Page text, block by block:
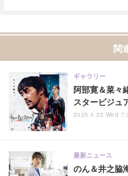
関
阿部寛＆菜々
スタービジュ
ギャラリー
2025.4.23 Wed
のん＆井之脇
最新ニュース